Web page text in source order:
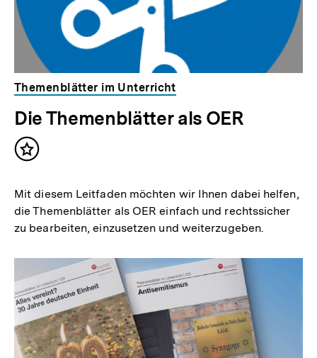
Themenblätter im Unterricht
Die Themenblätter als OER
Inhalt
Mit diesem Leitfaden möchten wir Ihnen dabei helfen,
die Themenblätter als OER einfach und rechtssicher
zu bearbeiten, einzusetzen und weiterzugeben.